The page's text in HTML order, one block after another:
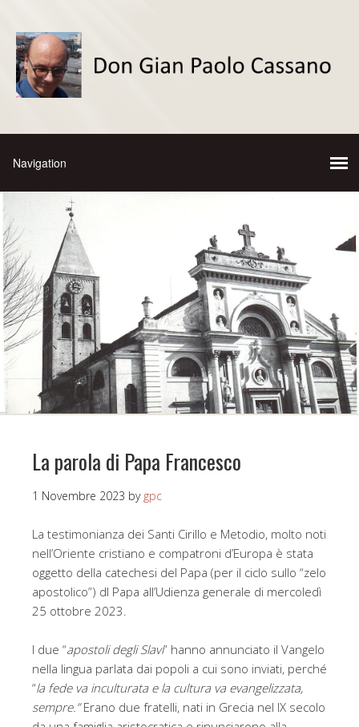
La parola di Papa Francesco
1 Novembre 2023 by gpc
La testimonianza dei Santi Cirillo e Metodio, molto noti
nell’Oriente cristiano e compatroni d’Europa è stata
oggetto della catechesi del Papa (per il ciclo sullo “zelo
apostolico”) dl Papa all’Udienza generale di mercoledì
25 ottobre 2023.
I due “apostoli degli Slavi” hanno annunciato il Vangelo
nella lingua parlata dai popoli a cui sono inviati, perché
“la fede va inculturata e la cultura va evangelizzata,
sempre.”Erano due fratelli, nati in Grecia nel IX secolo